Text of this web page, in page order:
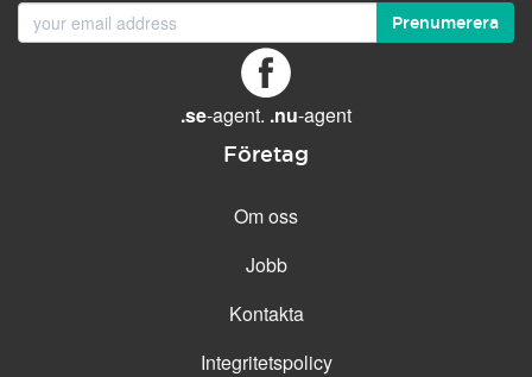
Prenumerera
.se-agent. .nu-agent
Företag
Om oss
Jobb
Kontakta
Integritetspolicy